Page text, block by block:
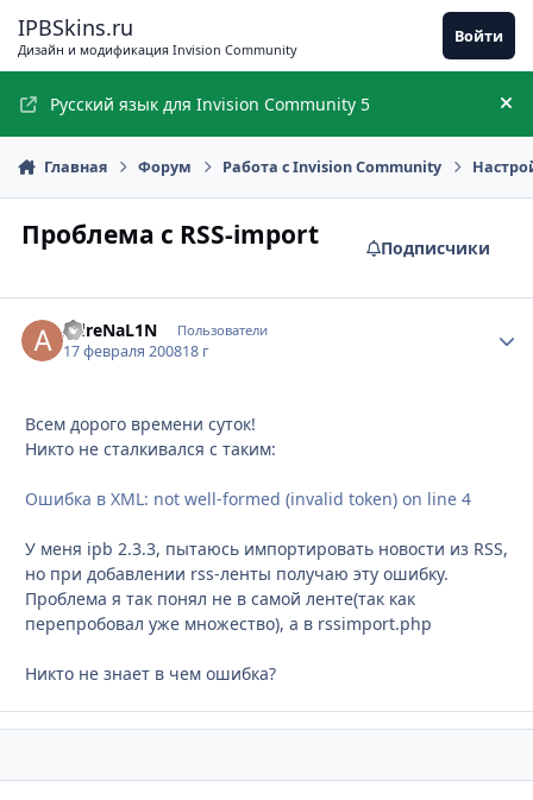
IPBSkins.ru
Дизайн и модификация Invision Community
Войти
Русский язык для Invision Community 5
Главная Форум Работа с Invision Community
Проблема с RSS-import Подписчики
AdreNaL1N Пользователи
17 февраля 200818 г
Всем дорого времени суток!
Никто не сталкивался с таким:
Ошибка в XML: not well-formed (invalid token) on line 4
У меня ipb 2.3.3, пытаюсь импортировать новости из RSS,
но при добавлении rss-ленты получаю эту ошибку.
Проблема я так понял не в самой ленте(так как
перепробовал уже множество), а в rssimport.php
Никто не знает в чем ошибка?